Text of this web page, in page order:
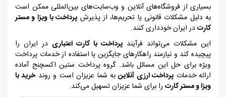
بسیاری از فروشگاه‌های آنلاین و وب‌سایت‌های بین‌المللی ممکن است
به دلیل مشکلات قانونی یا تحریم‌ها، از پذیرش پرداخت با ویزا و مستر
کارتدر ایران خودداری کنند.
این مشکلات می‌تواند فرآیند پرداخت با کارت اعتباری در ایران را
پیچیده کند و نیازمند راهکارهای جایگزین یا استفاده از خدمات پرداخت
ویژه برای حل این مسائل باشد. گروه پرداخت ستین اکسچنج آماده
ارائه خدمات پرداخت ارزی آنلاینبه شما عزیزان است و روندخرید با
ویزا و مستر کارت را برای شما عزیزان تسهیل می‌کند.